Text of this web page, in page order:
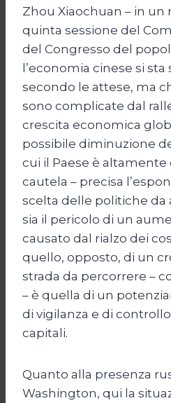
Zhou Xiaochuan – in un
quinta sessione del
del Congresso del
l’economia cinese si
secondo le attese, ma
sono complicate dal
crescita economica
possibile diminuzione
cui il Paese è
cautela – precisa
scelta delle politiche da
sia il pericolo di un
causato dal rialzo dei
quello, opposto, di un
strada da percorrere –
– è quella di un
di vigilanza e di
capitali.
Quanto alla presenza
Washington, qui la